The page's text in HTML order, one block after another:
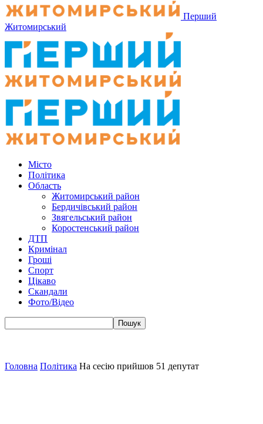
Перший
Житомирський
Місто
Політика
Область
Житомирський район
Бердичівський район
Звягельський район
Коростенський район
ДТП
Кримінал
Гроші
Спорт
Цікаво
Скандали
Фото/Відео
Головна Політика На сесію прийшов 51 депутат